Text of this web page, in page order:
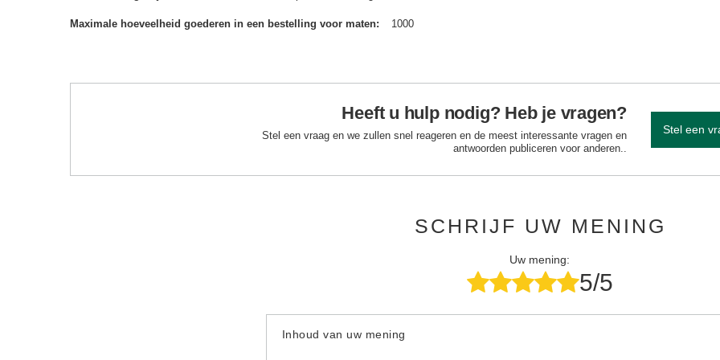
Maximale hoeveelheid goederen in een bestelling voor maten 1000
Heeft u hulp nodig? Heb je vragen?
Stel een vraag en we zullen snel reageren en de meest interessante vragen en
antwoorden publiceren voor anderen..
Stel een
SCHRIJF UW MENING
Uw mening:
5/5
Inhoud van uw mening